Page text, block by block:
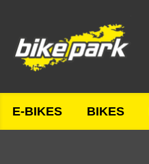
E-BIKES BIKES